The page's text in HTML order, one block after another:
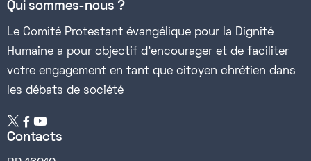
Qui sommes-nous ?
Le Comité Protestant évangélique pour la Dignité
Humaine a pour objectif d’encourager et de faciliter
votre engagement en tant que citoyen chrétien dans
les débats de société
 
Contacts